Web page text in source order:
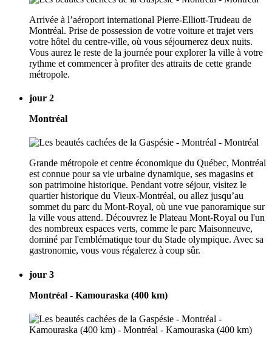
Arrivée à l’aéroport international Pierre-Elliott-Trudeau de
Montréal. Prise de possession de votre voiture et trajet vers
votre hôtel du centre-ville, où vous séjournerez deux nuits.
Vous aurez le reste de la journée pour explorer la ville à votre
rythme et commencer à profiter des attraits de cette grande
métropole.
jour 2
Montréal
Grande métropole et centre économique du Québec, Montréal
est connue pour sa vie urbaine dynamique, ses magasins et
son patrimoine historique. Pendant votre séjour, visitez le
quartier historique du Vieux-Montréal, ou allez jusqu’au
sommet du parc du Mont-Royal, où une vue panoramique sur
la ville vous attend. Découvrez le Plateau Mont-Royal ou l'un
des nombreux espaces verts, comme le parc Maisonneuve,
dominé par l'emblématique tour du Stade olympique. Avec sa
gastronomie, vous vous régalerez à coup sûr.
jour 3
Montréal - Kamouraska (400 km)